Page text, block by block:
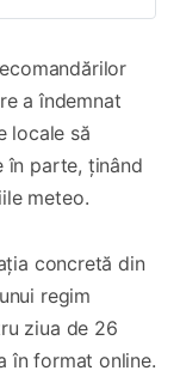
a îndemnat
locale să
în parte, ținând
meteo.
concretă din
regim
ziua de 26
în format online.